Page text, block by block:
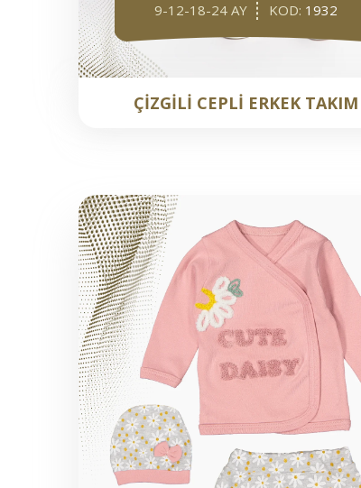
9-12-18-24 AY KOD: 1932
ÇİZGİLİ CEPLİ ERKEK TAKIM